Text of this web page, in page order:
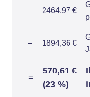
2464,97 €
– 1894,36 €
=
570,61 €
(23 %)